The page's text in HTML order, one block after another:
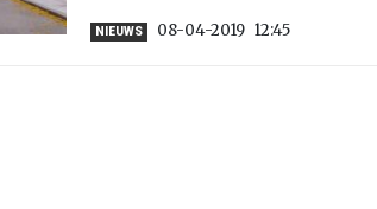
NIEUWS 08-04-2019 12:45